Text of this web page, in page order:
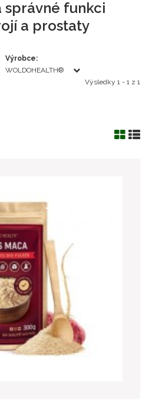
správné funkci
a prostaty
Výrobce:
WOLDOHEALTH®
Výsledky 1 - 1 z 1